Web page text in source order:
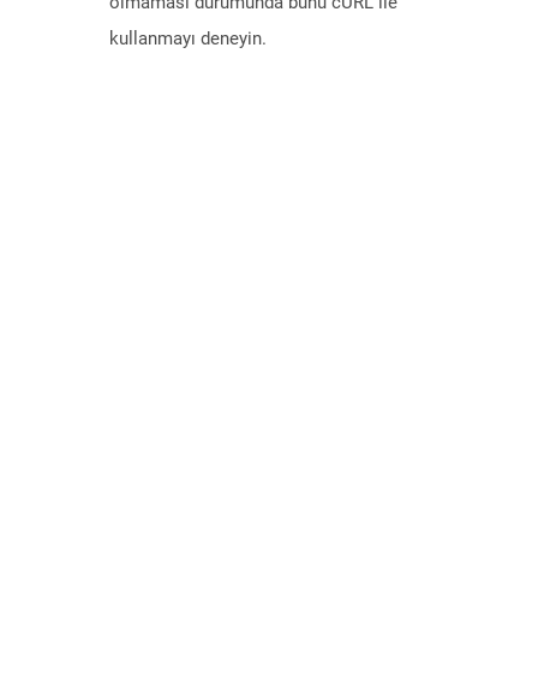
kullanmayı deneyin.